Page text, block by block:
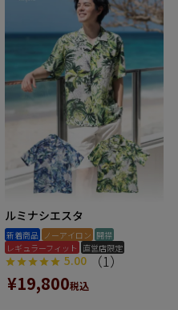
ルミナシエスタ
新着商品 ノーアイロン 開襟
レギュラーフィット 直営店限定
5.00 （1）
¥19,800税込